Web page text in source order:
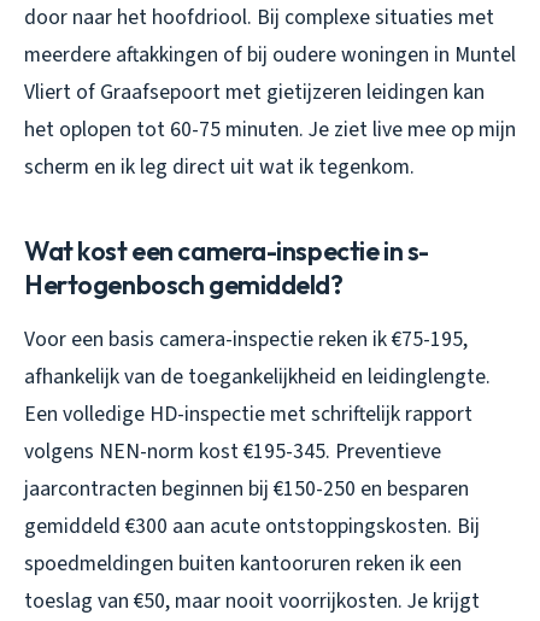
door naar het hoofdriool. Bij complexe situaties met
meerdere aftakkingen of bij oudere woningen in Muntel
Vliert of Graafsepoort met gietijzeren leidingen kan
het oplopen tot 60-75 minuten. Je ziet live mee op mijn
scherm en ik leg direct uit wat ik tegenkom.
Wat kost een camera-inspectie in s-
Hertogenbosch gemiddeld?
Voor een basis camera-inspectie reken ik €75-195,
afhankelijk van de toegankelijkheid en leidinglengte.
Een volledige HD-inspectie met schriftelijk rapport
volgens NEN-norm kost €195-345. Preventieve
jaarcontracten beginnen bij €150-250 en besparen
gemiddeld €300 aan acute ontstoppingskosten. Bij
spoedmeldingen buiten kantooruren reken ik een
toeslag van €50, maar nooit voorrijkosten. Je krijgt